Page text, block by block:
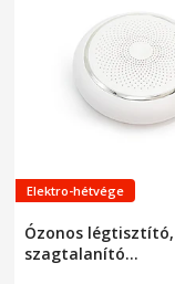
Elektro-hétvége
Ózonos
szagtalanító